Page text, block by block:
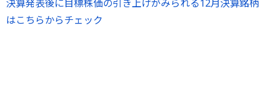
決算発表後に目標株価の引き上げがみられる12月決算銘柄
はこちらからチェック